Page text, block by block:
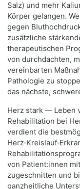
Salz) und mehr
Körper gelangen.
gegen
zusätzliche
therapeutischen
von durchdachten,
vereinbarten
Pathologie zu
das nächste,
Herz stark — Leben
Rehabilitation bei
verdient die
von Patient:innen
zugeschnitten und
ganzheitliche